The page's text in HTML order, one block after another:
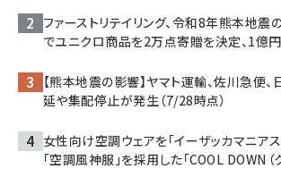
ファーストリテイリング、令和8年熊本地
でユニクロ商品を2万点寄贈を決定、1億
【熊本地震の影響】ヤマト運輸、佐川急便
延や集配停止が発生（7/28時点）
女性向け空調ウェアを「イーザッカマニア
「空調風神服」を採用した「COOL DOWN（